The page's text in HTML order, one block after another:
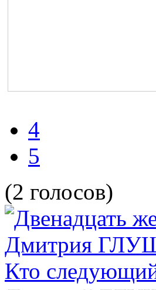
4
5
(2 голосов)